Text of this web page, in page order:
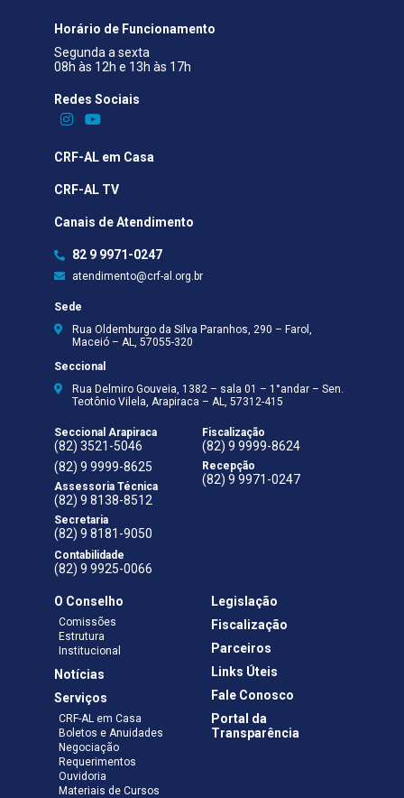
Horário de Funcionamento
Segunda a sexta
08h às 12h e 13h às 17h
Redes Sociais​
CRF-AL em Casa
CRF-AL TV
Canais de Atendimento
82 9 9971-0247
atendimento@crf-al.org.br
Sede
Rua Oldemburgo da Silva Paranhos, 290 – Farol,
Maceió – AL, 57055-320
Seccional
Rua Delmiro Gouveia, 1382 – sala 01 – 1°andar – Sen.
Teotônio Vilela, Arapiraca – AL, 57312-415
Seccional Arapiraca
(82) 3521-5046
(82) 9 9999-8625
Assessoria Técnica
(82) 9 8138-8512
Secretaria
(82) 9 8181-9050
Contabilidade
(82) 9 9925-0066
Fiscalização
(82) 9 9999-8624
Recepção
(82) 9 9971-0247
O Conselho
Comissões
Estrutura
Institucional
Notícias
Serviços
CRF-AL em Casa
Boletos e Anuidades
Negociação
Requerimentos
Ouvidoria
Materiais de Cursos
Legislação
Fiscalização
Parceiros
Links Úteis
Fale Conosco
Portal da
Transparência